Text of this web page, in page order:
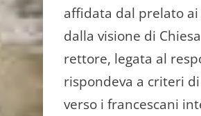
affidata dal prelato ai
dalla visione di
rettore, legata al
rispondeva a criteri
verso i francescani